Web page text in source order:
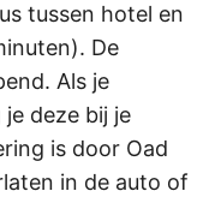
tussen hotel en
De
Als je
deze bij je
is door Oad
in de auto of